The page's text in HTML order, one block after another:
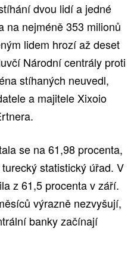
dvou lidí a jedné
na nejméně 353 milionů
lidem hrozí až deset
Národní centrály proti
stíhaných neuvedl,
a majitele Xixoio
se na 61,98 procenta,
statistický úřad. V
z 61,5 procenta v září.
výrazně nezvyšují,
banky začínají